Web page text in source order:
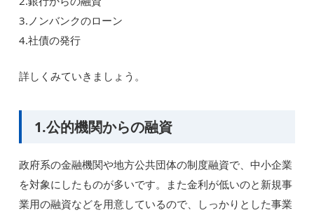
3.ノンバンクのローン
4.社債の発行
詳しくみていきましょう。
1.公的機関からの融資
政府系の金融機関や地方公共団体の制度融資で、中小企業
を対象にしたものが多いです。また金利が低いのと新規事
業用の融資などを用意しているので、しっかりとした事業